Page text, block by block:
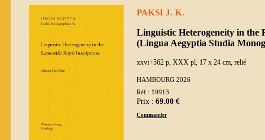
PAKSI J. K.
Linguistic Heterogeneity in the
(Lingua Aegyptia Studia
xxvi+562 p, XXX pl, 17 x 24 cm, relié
HAMBOURG 2026
Réf : 19913
Prix : 69.00 €
Commander